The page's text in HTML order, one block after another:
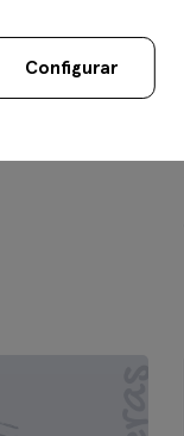
ahorros: la
Configurar